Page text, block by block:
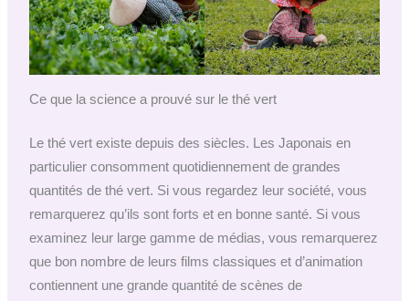
Ce que la science a prouvé sur le thé vert
Le thé vert existe depuis des siècles. Les Japonais en
particulier consomment quotidiennement de grandes
quantités de thé vert. Si vous regardez leur société, vous
remarquerez qu’ils sont forts et en bonne santé. Si vous
examinez leur large gamme de médias, vous remarquerez
que bon nombre de leurs films classiques et d’animation
contiennent une grande quantité de scènes de